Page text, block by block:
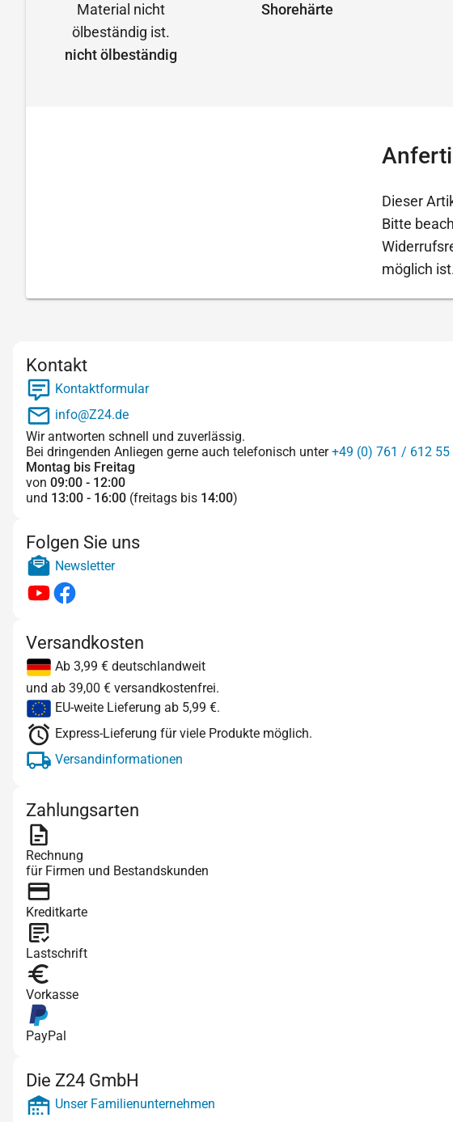
nicht ölbeständig
Shorehärte
Dieser
Bitte
möglich
Kontakt
Kontaktformular
info@Z24.de
Wir antworten schnell und zuverlässig.
Bei dringenden Anliegen gerne auch telefonisch unter+49 (0) 761 / 612 55
Montag bis Freitag
von 09:00 - 12:00
und 13:00 - 16:00 (freitags bis 14:00)
Folgen Sie uns
Newsletter
Versandkosten
Ab 3,99 € deutschlandweit
und ab 39,00 € versandkostenfrei.
EU-weite Lieferung ab 5,99 €.
Express-Lieferung für viele Produkte möglich.
Versandinformationen
Zahlungsarten
Rechnung
für Firmen und Bestandskunden
Kreditkarte
Lastschrift
Vorkasse
PayPal
Die Z24 GmbH
Unser Familienunternehmen